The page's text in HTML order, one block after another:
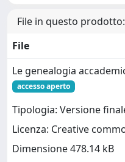
File in questo prodotto:
File
Le genealogia
accesso aperto
Tipologia: Versione
Licenza: Creative
Dimensione 478.14 kB